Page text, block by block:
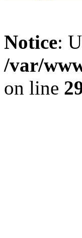
Notice:
/var/
on line